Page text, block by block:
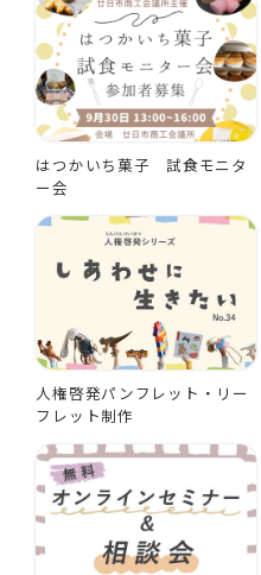
はつかいち菓子 試食モニタ
ー会
人権啓発パンフレット・リー
フレット制作